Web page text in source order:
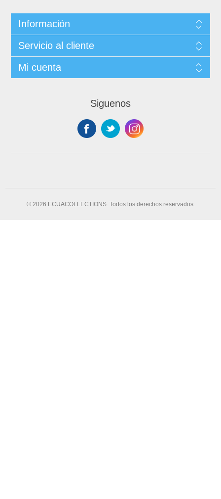
Información
Servicio al cliente
Mi cuenta
Siguenos
© 2026 ECUACOLLECTIONS. Todos los derechos reservados.